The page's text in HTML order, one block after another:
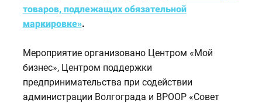
товаров, подлежащих обязательной
маркировке».
Мероприятие организовано Центром «Мой
бизнес», Центром поддержки
предпринимательства при содействии
администрации Волгограда и ВРООР «Совет